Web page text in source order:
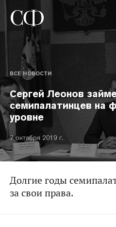
ВСЕ НОВОСТИ
Сергей Леонов
семипалатинцев на
уровне
7 октября 2019 г.
Долгие годы
за свои права.